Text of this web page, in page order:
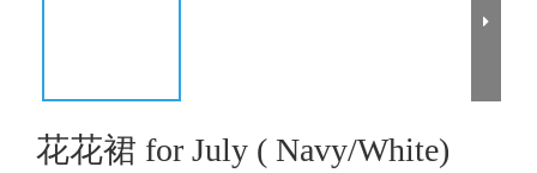
花花裙 for July ( Navy/White)